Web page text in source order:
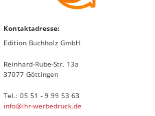
Kontaktadresse:
Edition Buchholz GmbH
Reinhard-Rube-Str. 13a
37077 Göttingen
Tel.: 05 51 - 9 99 53 63
info@ihr-werbedruck.de